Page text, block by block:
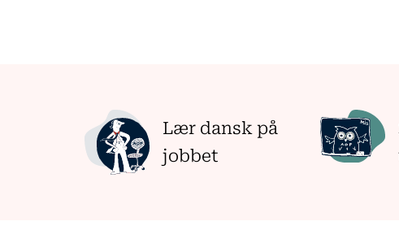
Lær dansk på
jobbet